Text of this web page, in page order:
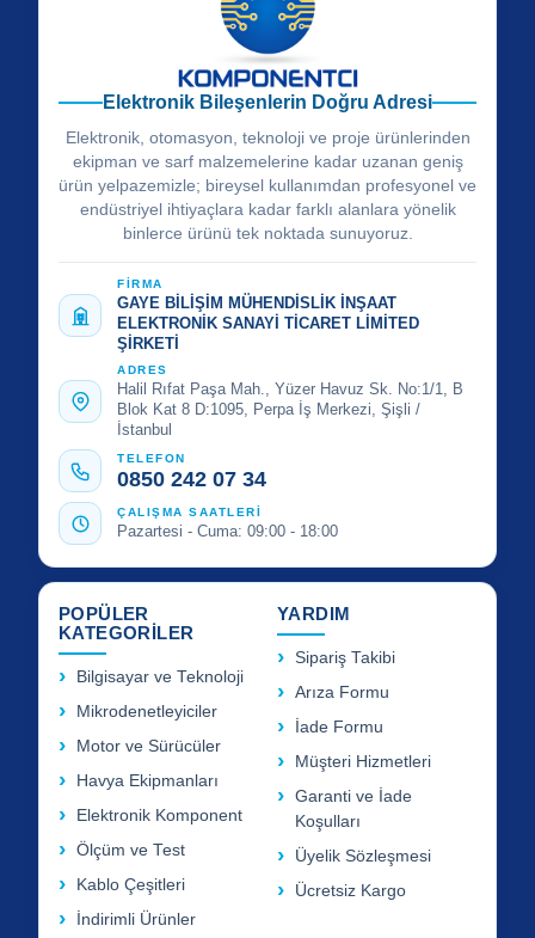
Elektronik Bileşenlerin Doğru Adresi
Elektronik, otomasyon, teknoloji ve proje ürünlerinden
ekipman ve sarf malzemelerine kadar uzanan geniş
ürün yelpazemizle; bireysel kullanımdan profesyonel ve
endüstriyel ihtiyaçlara kadar farklı alanlara yönelik
binlerce ürünü tek noktada sunuyoruz.
FİRMA
GAYE BİLİŞİM MÜHENDİSLİK İNŞAAT
ELEKTRONİK SANAYİ TİCARET LİMİTED
ŞİRKETİ
ADRES
Halil Rıfat Paşa Mah., Yüzer Havuz Sk. No:1/1, B
Blok Kat 8 D:1095, Perpa İş Merkezi, Şişli /
İstanbul
TELEFON
0850 242 07 34
ÇALIŞMA SAATLERİ
Pazartesi - Cuma: 09:00 - 18:00
POPÜLER
KATEGORİLER
Bilgisayar ve Teknoloji
Mikrodenetleyiciler
Motor ve Sürücüler
Havya Ekipmanları
Elektronik Komponent
Ölçüm ve Test
Kablo Çeşitleri
İndirimli Ürünler
YARDIM
Sipariş Takibi
Arıza Formu
İade Formu
Müşteri Hizmetleri
Garanti ve İade
Koşulları
Üyelik Sözleşmesi
Ücretsiz Kargo